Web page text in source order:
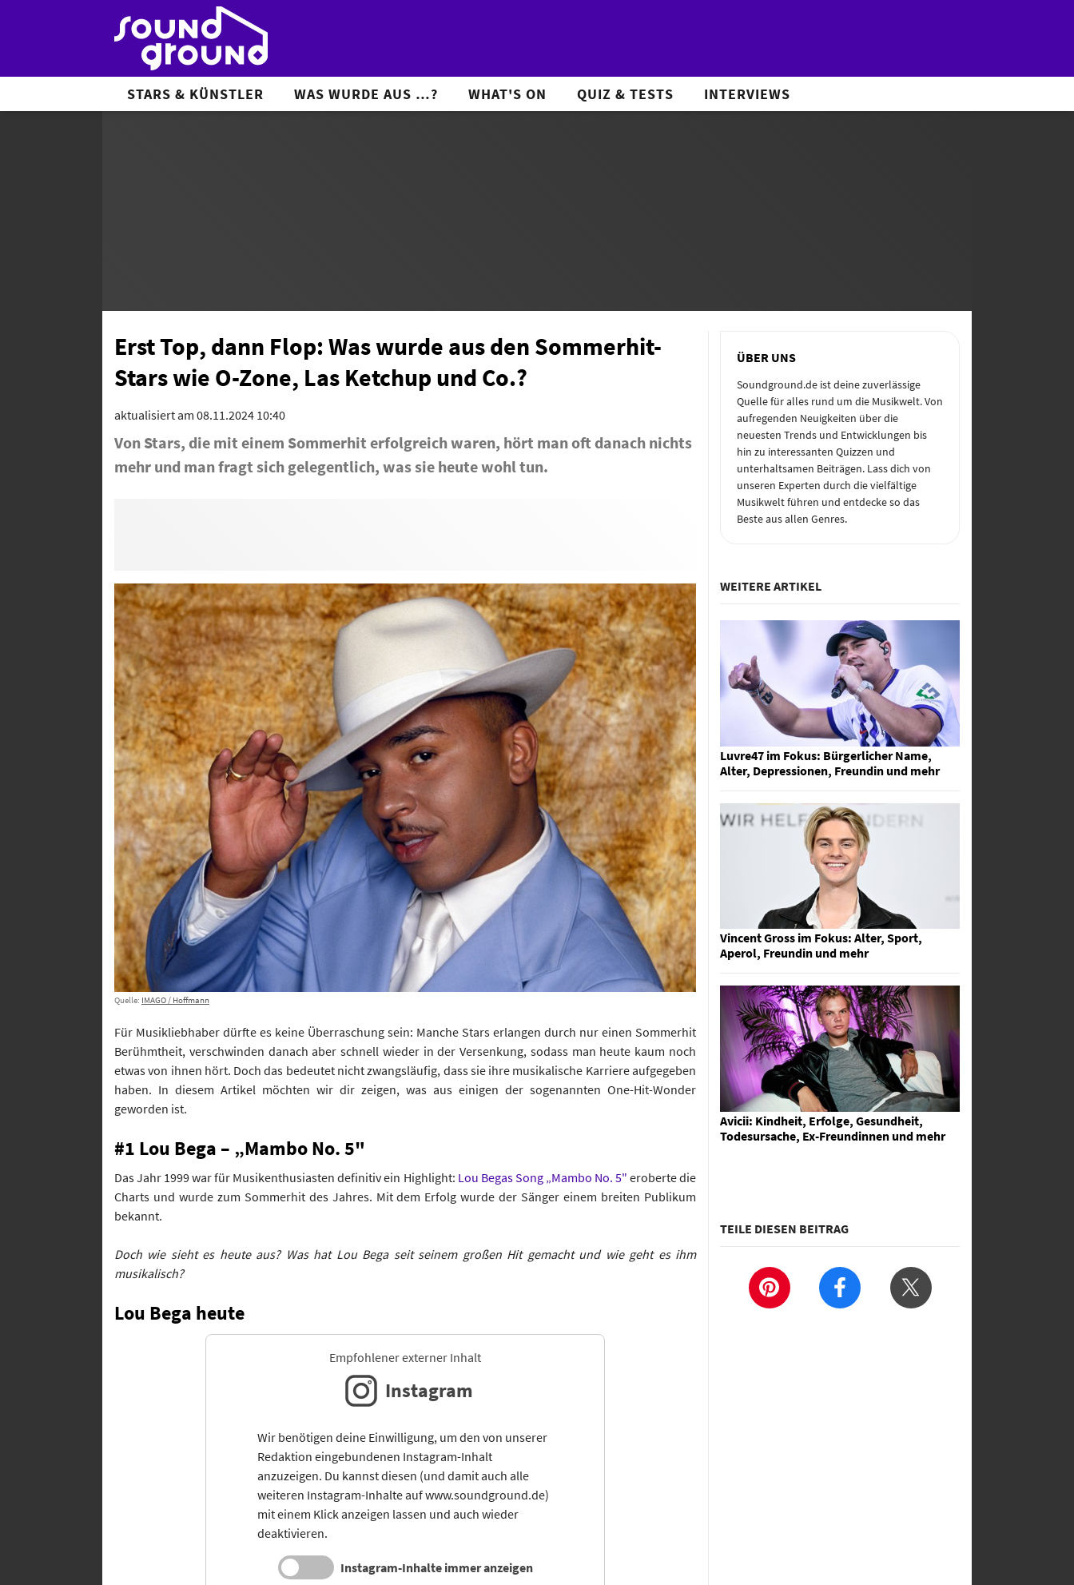
STARS & KÜNSTLER WAS WURDE AUS …? WHAT'S ON QUIZ & TESTS INTERVIEWS
Erst Top, dann Flop: Was wurde aus den Sommerhit-
Stars wie O-Zone, Las Ketchup und Co.?
aktualisiert am 08.11.2024 10:40
Von Stars, die mit einem Sommerhit erfolgreich waren, hört man oft danach nichts
mehr und man fragt sich gelegentlich, was sie heute wohl tun.
Quelle: IMAGO / Hoffmann
Für Musikliebhaber dürfte es keine Überraschung sein: Manche Stars erlangen durch nur einen Sommerhit
Berühmtheit, verschwinden danach aber schnell wieder in der Versenkung, sodass man heute kaum noch
etwas von ihnen hört. Doch das bedeutet nicht zwangsläufig, dass sie ihre musikalische Karriere aufgegeben
haben. In diesem Artikel möchten wir dir zeigen, was aus einigen der sogenannten One-Hit-Wonder
geworden ist.
#1 Lou Bega – „Mambo No. 5"
Das Jahr 1999 war für Musikenthusiasten definitiv ein Highlight: Lou Begas Song „Mambo No. 5" eroberte die
Charts und wurde zum Sommerhit des Jahres. Mit dem Erfolg wurde der Sänger einem breiten Publikum
bekannt.
Doch wie sieht es heute aus? Was hat Lou Bega seit seinem großen Hit gemacht und wie geht es ihm
musikalisch?
Lou Bega heute
Empfohlener externer Inhalt
Instagram
Wir benötigen deine Einwilligung, um den von unserer
Redaktion eingebundenen Instagram-Inhalt
anzuzeigen. Du kannst diesen (und damit auch alle
weiteren Instagram-Inhalte auf www.soundground.de)
mit einem Klick anzeigen lassen und auch wieder
deaktivieren.
Instagram-Inhalte immer anzeigen
ÜBER UNS
Soundground.de ist deine zuverlässige
Quelle für alles rund um die Musikwelt. Von
aufregenden Neuigkeiten über die
neuesten Trends und Entwicklungen bis
hin zu interessanten Quizzen und
unterhaltsamen Beiträgen. Lass dich von
unseren Experten durch die vielfältige
Musikwelt führen und entdecke so das
Beste aus allen Genres.
WEITERE ARTIKEL
Luvre47 im Fokus: Bürgerlicher Name,
Alter, Depressionen, Freundin und mehr
Vincent Gross im Fokus: Alter, Sport,
Aperol, Freundin und mehr
Avicii: Kindheit, Erfolge, Gesundheit,
Todesursache, Ex-Freundinnen und mehr
TEILE DIESEN BEITRAG